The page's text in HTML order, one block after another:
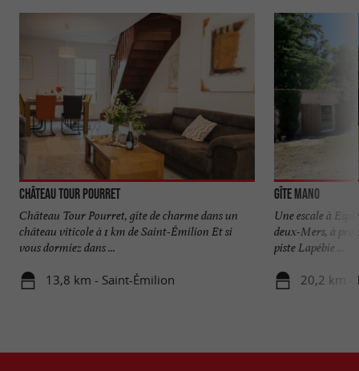
Château Tour Pourret
Château Tour Pourret, gîte de charme dans un
château viticole à 1 km de Saint-Émilion Et si
vous dormiez dans ...
13,8 km - Saint-Émilion
Gîte Mano
Une escale à
deux-Mers, à
piste Lapébie ...
20,2 km -